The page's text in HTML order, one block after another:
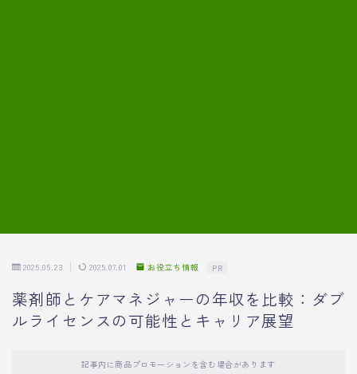
2025.05.23 2025.07.01 お役立ち情報 PR
薬剤師とケアマネジャーの年収を比較：ダブ
ルライセンスの可能性とキャリア展望
記事内に商品プロモーションを含む場合があります